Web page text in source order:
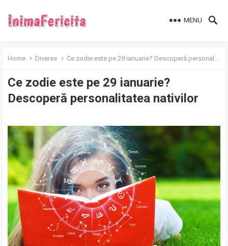
MENU
Home Diverse Ce zodie este pe 29 ianuarie? Descoperă personalitatea nativilor
Ce zodie este pe 29 ianuarie?
Descoperă personalitatea nativilor